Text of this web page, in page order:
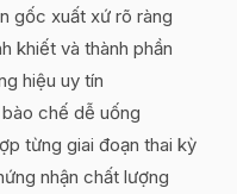
gốc xuất xứ rõ ràng
khiết và thành phần
hiệu uy tín
chế dễ uống
từng giai đoạn thai kỳ
nhận chất lượng